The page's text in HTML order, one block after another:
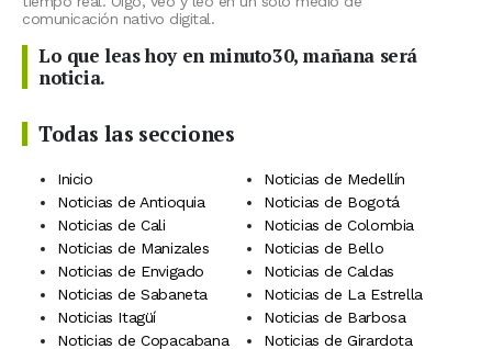
comunicación nativo digital.
Lo que leas hoy en minuto30, mañana será
noticia.
Todas las secciones
Inicio
Noticias de Medellín
Noticias de Antioquia
Noticias de Bogotá
Noticias de Cali
Noticias de Colombia
Noticias de Manizales
Noticias de Bello
Noticias de Envigado
Noticias de Caldas
Noticias de Sabaneta
Noticias de La Estrella
Noticias Itagüí
Noticias de Barbosa
Noticias de Copacabana
Noticias de Girardota